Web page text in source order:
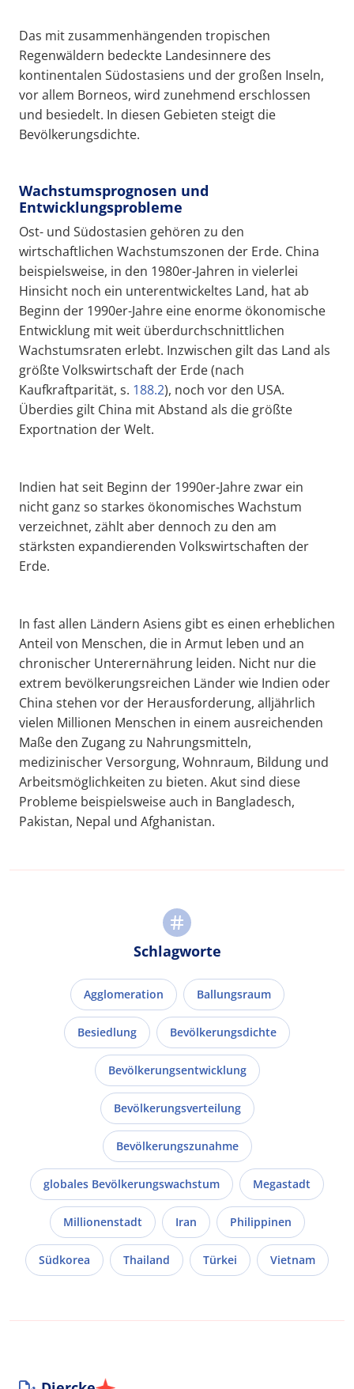
Das mit zusammenhängenden tropischen
Regenwäldern bedeckte Landesinnere des
kontinentalen Südostasiens und der großen Inseln,
vor allem Borneos, wird zunehmend erschlossen
und besiedelt. In diesen Gebieten steigt die
Bevölkerungsdichte.
Wachstumsprognosen und
Entwicklungsprobleme
Ost- und Südostasien gehören zu den
wirtschaftlichen Wachstumszonen der Erde. China
beispielsweise, in den 1980er-Jahren in vielerlei
Hinsicht noch ein unterentwickeltes Land, hat ab
Beginn der 1990er-Jahre eine enorme ökonomische
Entwicklung mit weit überdurchschnittlichen
Wachstumsraten erlebt. Inzwischen gilt das Land als
größte Volkswirtschaft der Erde (nach
Kaufkraftparität, s. 188.2), noch vor den USA.
Überdies gilt China mit Abstand als die größte
Exportnation der Welt.
Indien hat seit Beginn der 1990er-Jahre zwar ein
nicht ganz so starkes ökonomisches Wachstum
verzeichnet, zählt aber dennoch zu den am
stärksten expandierenden Volkswirtschaften der
Erde.
In fast allen Ländern Asiens gibt es einen erheblichen
Anteil von Menschen, die in Armut leben und an
chronischer Unterernährung leiden. Nicht nur die
extrem bevölkerungsreichen Länder wie Indien oder
China stehen vor der Herausforderung, alljährlich
vielen Millionen Menschen in einem ausreichenden
Maße den Zugang zu Nahrungsmitteln,
medizinischer Versorgung, Wohnraum, Bildung und
Arbeitsmöglichkeiten zu bieten. Akut sind diese
Probleme beispielsweise auch in Bangladesch,
Pakistan, Nepal und Afghanistan.
Schlagworte
Agglomeration Ballungsraum
Besiedlung Bevölkerungsdichte
Bevölkerungsentwicklung
Bevölkerungsverteilung
Bevölkerungszunahme
globales Bevölkerungswachstum Megastadt
Millionenstadt Iran Philippinen
Südkorea Thailand Türkei Vietnam